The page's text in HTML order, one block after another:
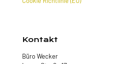
Kontakt
Büro Wecker